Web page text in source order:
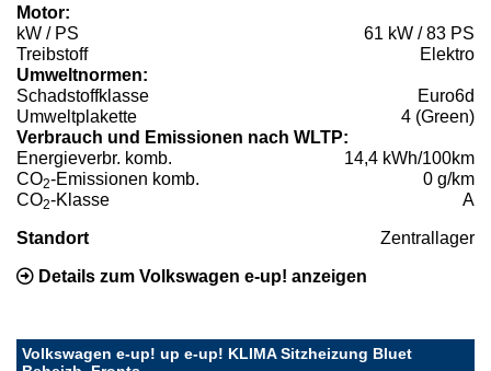
Motor:
kW / PS
61 kW / 83 PS
Treibstoff
Elektro
Umweltnormen:
Schadstoffklasse
Euro6d
Umweltplakette
4 (Green)
Verbrauch und Emissionen nach WLTP:
Energieverbr. komb.
14,4 kWh/100km
CO2-Emissionen komb.
0 g/km
CO2-Klasse A
Standort Zentrallager
Details zum Volkswagen e-up! anzeigen
Volkswagen e-up! up e-up! KLIMA Sitzheizung Bluet